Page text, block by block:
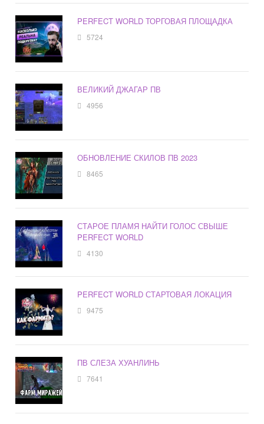
PERFECT WORLD ТОРГОВАЯ ПЛОЩАДКА
5724
ВЕЛИКИЙ ДЖАГАР ПВ
4956
ОБНОВЛЕНИЕ СКИЛОВ ПВ 2023
8465
СТАРОЕ ПЛАМЯ НАЙТИ ГОЛОС СВЫШЕ
PERFECT WORLD
4130
PERFECT WORLD СТАРТОВАЯ ЛОКАЦИЯ
9475
ПВ СЛЕЗА ХУАНЛИНЬ
7641